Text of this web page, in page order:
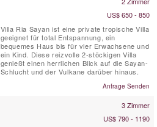
Joglo-Stil, kombiniert mit zeitgemäßen
US$ 650 - 850
Villa Ria Sayan ist eine private tropische Villa
geeignet für total Entspannung, ein
bequemes Haus bis für vier Erwachsene und
ein Kind. Diese reizvolle 2-stöckigen Villa
genießt einen herrlichen Blick auf die Sayan-
Schlucht und der Vulkane darüber hinaus.
Anfrage Senden
3 Zimmer
US$ 790 - 1190